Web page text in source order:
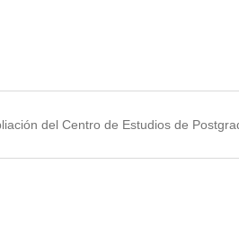
del Centro de Estudios de